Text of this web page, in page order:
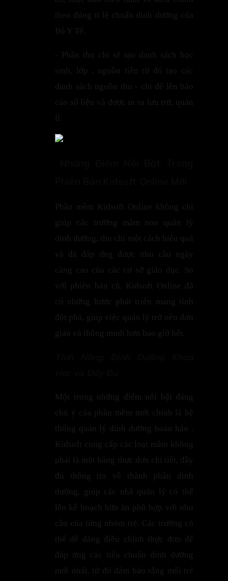
theo đúng tỉ lệ chuẩn dinh dưỡng của
Bộ Y Tế.
- Phần thu chi sẽ tạo danh sách học
sinh, lớp , nguồn tiền từ đó tạo các
danh sách nguồn thu - chi để lên báo
cáo số liệu và được in ra lưu trữ, quản
lí.
Phần mềm Kidsoft Online không chỉ
giúp các trường mầm non quản lý
dinh dưỡng, thu chi một cách hiệu quả
và đã đáp ứng được nhu cầu ngày
càng cao của các cơ sở giáo dục. So
với phiên bản cũ, Kidsoft Online đã
có những bước phát triển mang tính
đột phá, giúp việc quản lý trở nên đơn
giản và thông minh hơn bao giờ hết.
Một trong những điểm nổi bật đáng
chú ý của phần mềm mới chính là hệ
thống quản lý dinh dưỡng hoàn hảo .
Kidsoft cung cấp các loại mầm không
phải là một bảng thực đơn chi tiết, đầy
đủ thông tin về thành phần dinh
dưỡng, giúp các nhà quản lý có thể
lên kế hoạch bữa ăn phù hợp với nhu
cầu của từng nhóm trẻ. Các trường có
thể dễ dàng điều chỉnh thực đơn để
đáp ứng các tiêu chuẩn dinh dưỡng
mới nhất, từ đó đảm bảo rằng mỗi trẻ